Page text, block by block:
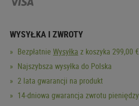
WYSYŁKA I ZWROTY
Bezpłatnie Wysyłka z koszyka 299,00 €
Najszybsza wysyłka do Polska
2 lata gwarancji na produkt
14-dniowa gwarancja zwrotu pieniędzy